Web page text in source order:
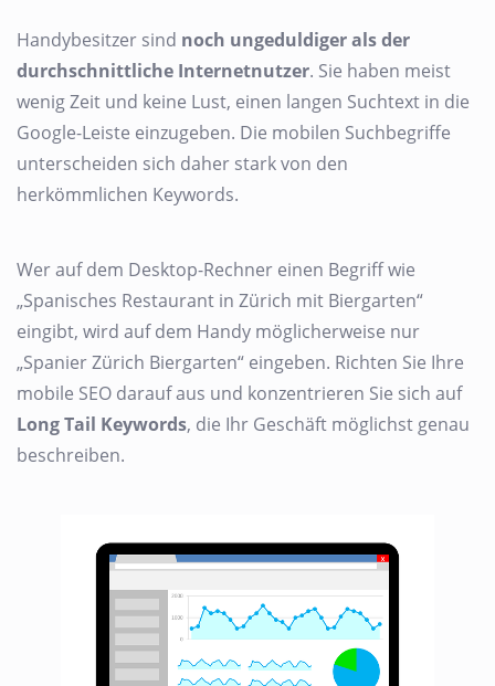
Handybesitzer sind noch ungeduldiger als der
durchschnittliche Internetnutzer. Sie haben meist
wenig Zeit und keine Lust, einen langen Suchtext in die
Google-Leiste einzugeben. Die mobilen Suchbegriffe
unterscheiden sich daher stark von den
herkömmlichen Keywords.
Wer auf dem Desktop-Rechner einen Begriff wie
„Spanisches Restaurant in Zürich mit Biergarten“
eingibt, wird auf dem Handy möglicherweise nur
„Spanier Zürich Biergarten“ eingeben. Richten Sie Ihre
mobile SEO darauf aus und konzentrieren Sie sich auf
Long Tail Keywords, die Ihr Geschäft möglichst genau
beschreiben.